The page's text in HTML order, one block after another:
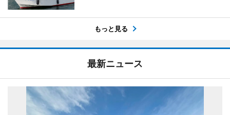
もっと見る
最新ニュース